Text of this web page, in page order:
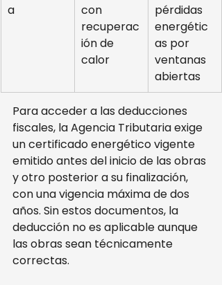
a
con
recuperac
ión de
calor
pérdidas
energétic
as por
ventanas
abiertas
Para acceder a las deducciones
fiscales, la Agencia Tributaria exige
un certificado energético vigente
emitido antes del inicio de las obras
y otro posterior a su finalización,
con una vigencia máxima de dos
años. Sin estos documentos, la
deducción no es aplicable aunque
las obras sean técnicamente
correctas.